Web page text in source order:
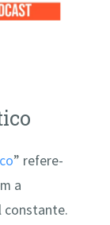
” refere-
a
constante.